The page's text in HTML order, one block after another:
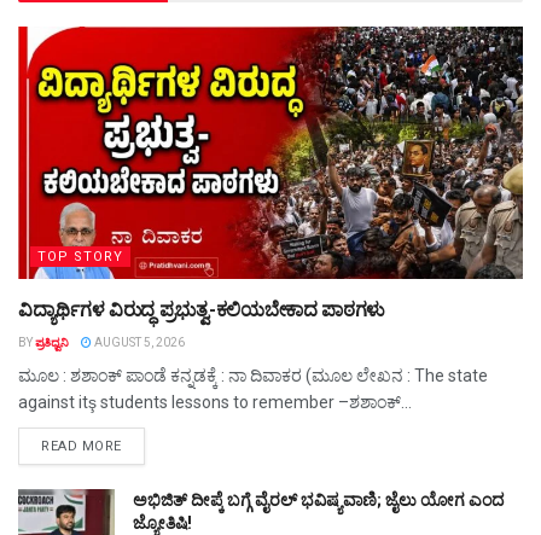
TOP STORY
ವಿದ್ಯಾರ್ಥಿಗಳ ವಿರುದ್ಧ ಪ್ರಭುತ್ವ-ಕಲಿಯಬೇಕಾದ ಪಾಠಗಳು
BYಪ್ರತಿಧ್ವನಿ AUGUST 5, 2026
ಮೂಲ : ಶಶಾಂಕ್ ಪಾಂಡೆ ಕನ್ನಡಕ್ಕೆ : ನಾ ದಿವಾಕರ (ಮೂಲ ಲೇಖನ : The state
against itş students lessons to remember –ಶಶಾಂಕ್...
READ MOREDETAILS
ಅಭಿಜಿತ್ ದೀಪ್ಕೆ ಬಗ್ಗೆ ವೈರಲ್ ಭವಿಷ್ಯವಾಣಿ; ಜೈಲು ಯೋಗ ಎಂದ
ಜ್ಯೋತಿಷಿ!